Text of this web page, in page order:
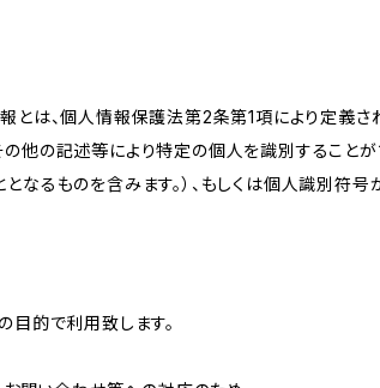
とは、個人情報保護法第2条第1項により定義
他の記述等により特定の個人を識別すること
なるものを含みます。）、もしくは個人識別符
目的で利用致します。